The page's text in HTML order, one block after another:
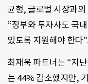
균형, 글로벌 시장과
“정부와 투자사도 국
있도록 지원해야 한다
최재욱 파트너는 “지
는 44% 감소했지만,